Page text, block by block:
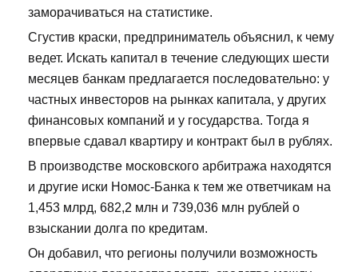
заморачиваться на статистике.
Сгустив краски, предприниматель объяснил, к чему
ведет. Искать капитал в течение следующих шести
месяцев банкам предлагается последовательно: у
частных инвесторов на рынках капитала, у других
финансовых компаний и у государства. Тогда я
впервые сдавал квартиру и контракт был в рублях.
В производстве московского арбитража находятся
и другие иски Номос-Банка к тем же ответчикам на
1,453 млрд, 682,2 млн и 739,036 млн рублей о
взыскании долга по кредитам.
Он добавил, что регионы получили возможность